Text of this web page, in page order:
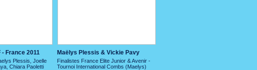
- France 2011
Plessis, Joelle
Chiara Paoletti
Maëlys Plessis & Vickie Pavy
Finalistes France Elite Junior & Avenir -
Tournoi International Combs (Maelys)